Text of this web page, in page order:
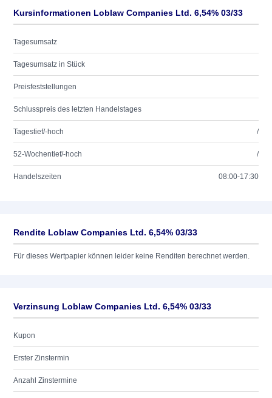
Kursinformationen Loblaw Companies Ltd. 6,54% 03/33
Tagesumsatz
Tagesumsatz in Stück
Preisfeststellungen
Schlusspreis des letzten Handelstages
Tagestief/-hoch /
52-Wochentief/-hoch /
Handelszeiten 08:00-17:30
Rendite Loblaw Companies Ltd. 6,54% 03/33
Für dieses Wertpapier können leider keine Renditen berechnet werden.
Verzinsung Loblaw Companies Ltd. 6,54% 03/33
Kupon
Erster Zinstermin
Anzahl Zinstermine